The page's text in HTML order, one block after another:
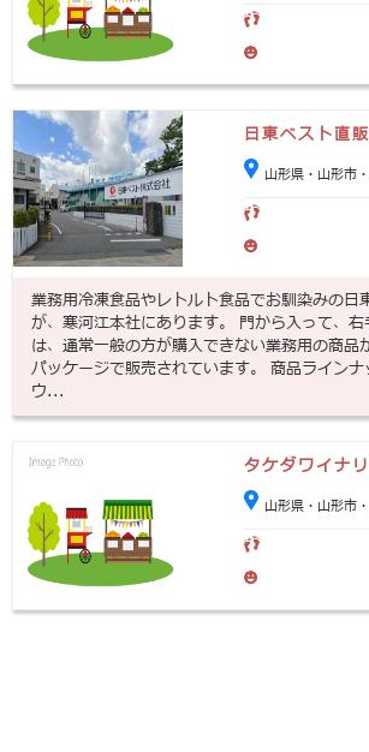
日東ベスト直
山形県・山形市
業務用冷凍食品やレトルト食品でお馴染みの日
が、寒河江本社にあります。 門から入って、
は、通常一般の方が購入できない業務用の商品
パッケージで販売されています。 商品ライン
ウ...
タケダワイナ
山形県・山形市